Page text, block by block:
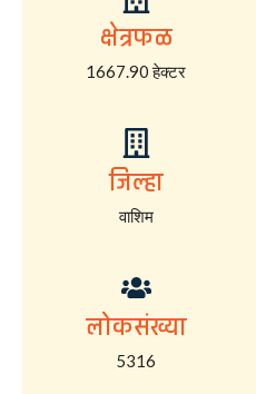
क्षेत्रफळ
1667.90 हेक्टर
जिल्हा
वाशिम
लोकसंख्या
5316